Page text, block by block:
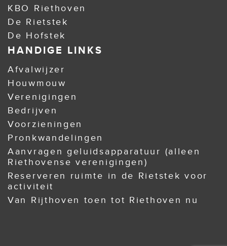
KBO Riethoven
De Rietstek
De Hofstek
HANDIGE LINKS
Afvalwijzer
Houwmouw
Verenigingen
Bedrijven
Voorzieningen
Pronkwandelingen
Aanvragen geluidsapparatuur (alleen
Riethovense verenigingen)
Reserveren ruimte in de Rietstek voor
activiteit
Van Rijthoven toen tot Riethoven nu